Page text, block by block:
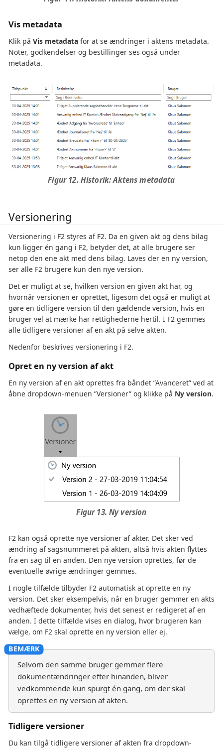
Vis metadata
Klik på Vis metadata for at se ændringer i aktens metadata.
Noter, godkendelser og bestillinger ses også under
metadata.
Figur 12. Historik: Aktens metadata
Versionering
Versionering i F2 styres af F2. Da en given akt og dens bilag
kun ligger én gang i F2, betyder det, at alle brugere ser
netop den ene akt med dens bilag. Laves der en ny version,
ser alle F2 brugere kun den nye version.
Det er muligt at se, hvilken version en given akt har, og
hvornår versionen er oprettet, ligesom det også er muligt at
gøre en tidligere version til den gældende version, hvis en
bruger vel at mærke har rettighederne hertil. I F2 gemmes
alle tidligere versioner af en akt på selve akten.
Nedenfor beskrives versionering i F2.
Opret en ny version af akt
En ny version af en akt oprettes fra båndet ”Avanceret” ved at
åbne dropdown-menuen ”Versioner” og klikke på Ny version.
Figur 13. Ny version
F2 kan også oprette nye versioner af akter. Det sker ved
ændring af sagsnummeret på akten, altså hvis akten flyttes
fra en sag til en anden. Den nye version oprettes, før de
eventuelle øvrige ændringer gemmes.
I nogle tilfælde tilbyder F2 automatisk at oprette en ny
version. Det sker eksempelvis, når en bruger gemmer en akts
vedhæftede dokumenter, hvis det senest er redigeret af en
anden. I dette tilfælde vises en dialog, hvor brugeren kan
vælge, om F2 skal oprette en ny version eller ej.
Selvom den samme bruger gemmer flere
dokumentændringer efter hinanden, bliver
vedkommende kun spurgt én gang, om der skal
oprettes en ny version af akten.
Tidligere versioner
Du kan tilgå tidligere versioner af akten fra dropdown-